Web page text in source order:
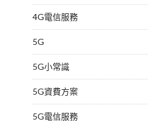
4G電信服務
5G
5G小常識
5G資費方案
5G電信服務